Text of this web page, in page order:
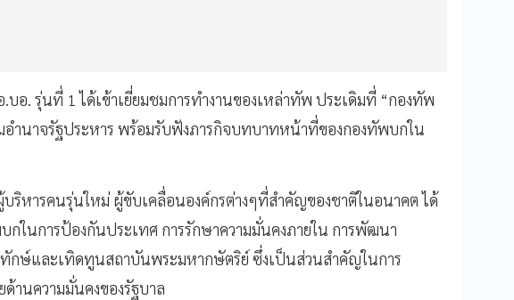
อ. รุ่นที่ 1 ได้เข้าเยี่ยมชมการทำงานของเหล่าทัพ ประเดิมที่ “กองทัพ
ำนาจรัฐประหาร พร้อมรับฟังภารกิจบทบาทหน้าที่ของกองทัพบกใน
บริหารคนรุ่นใหม่ ผู้ขับเคลื่อนองค์กรต่างๆที่สำคัญของชาติในอนาคต ได้
ในการป้องกันประเทศ การรักษาความมั่นคงภายใน การพัฒนา
กษ์และเทิดทูนสถาบันพระมหากษัตริย์ ซึ่งเป็นส่วนสำคัญในการ
านความมั่นคงของรัฐบาล